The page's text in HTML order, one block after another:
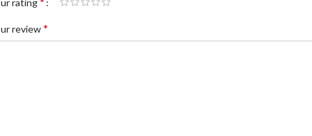
rating
review*